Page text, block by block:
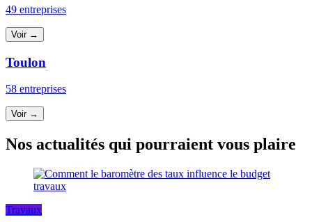
49 entreprises
Voir →
Toulon
58 entreprises
Voir →
Nos actualités qui pourraient vous plaire
Travaux